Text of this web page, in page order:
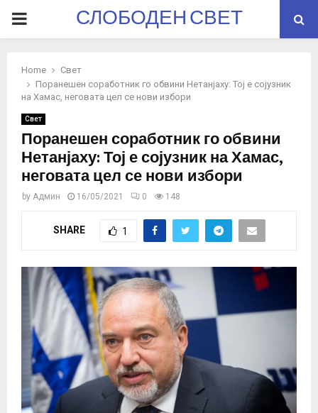
PRIMARYСЛОБОДЕН СВЕТ
Home
Свет
Поранешен соработник го обвини Нетанјаху: Тој е сојузник
на Хамас, неговата цел се нови избори
Свет
Поранешен соработник го обвини
Нетанјаху: Тој е сојузник на Хамас,
неговата цел се нови избори
by Админ 16/05/2021 0 148
SHARE 1